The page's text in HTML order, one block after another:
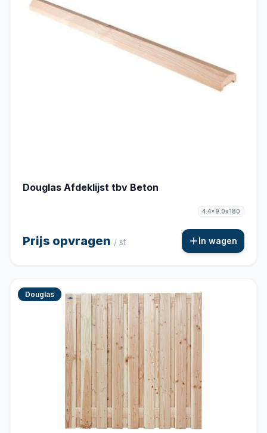
Douglas Afdeklijst tbv Beton
4.4x9.0x180
Prijs opvragen / st In wagen
Douglas